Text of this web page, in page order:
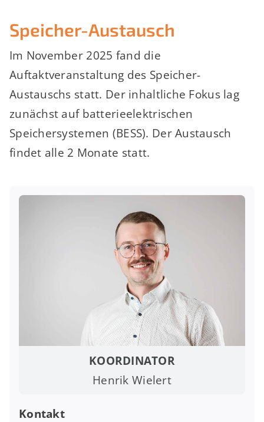
Speicher-Austausch
Im November 2025 fand die
Auftaktveranstaltung des Speicher-
Austauschs statt. Der inhaltliche Fokus lag
zunächst auf batterieelektrischen
Speichersystemen (BESS). Der Austausch
findet alle 2 Monate statt.
KOORDINATOR
Henrik Wielert
Kontakt